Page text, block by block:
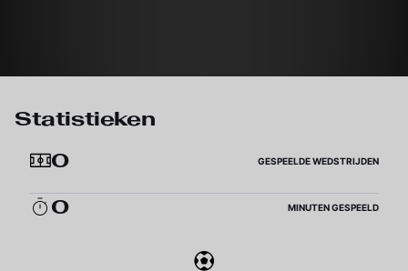
Statistieken
0
GESPEELDE WEDSTRIJDEN
0 MINUTEN GESPEELD